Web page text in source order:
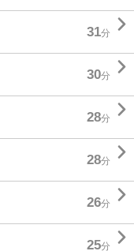
31分 
30分 
28分 
28分 
26分 
25分 